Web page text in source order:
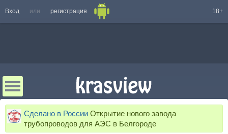
Вход или регистрация 18+
Сделано в России Открытие нового завода
трубопроводов для АЭС в Белгороде